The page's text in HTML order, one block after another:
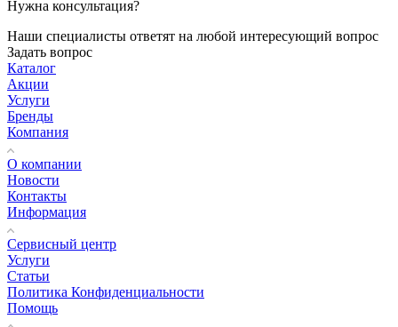
Нужна консультация?
Наши специалисты ответят на любой интересующий вопрос
Задать вопрос
Каталог
Акции
Услуги
Бренды
Компания
О компании
Новости
Контакты
Информация
Сервисный центр
Услуги
Статьи
Политика Конфиденциальности
Помощь